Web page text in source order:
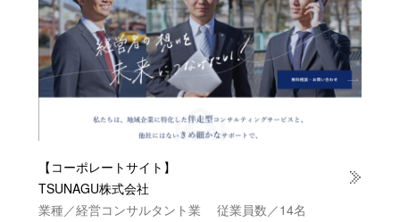
【コーポレートサイト】
TSUNAGU株式会社
業種／経営コンサルタント業 従業員数／14名